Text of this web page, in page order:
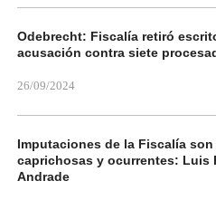
Odebrecht: Fiscalía retiró
acusación contra siete
26/09/2024
Imputaciones de la Fiscalía son
caprichosas y ocurrentes: Luis
Andrade